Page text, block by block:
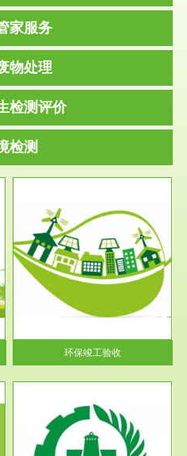
家服务
物处理
检测评价
检测
环保竣工验收